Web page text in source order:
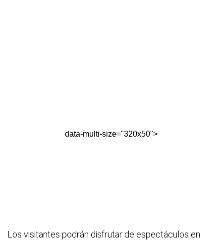
data-multi-size="320x50">
Los visitantes podrán disfrutar de espectáculos en